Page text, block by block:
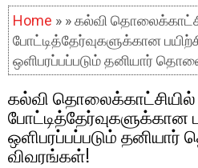
Home » » கல்வி
போட்டித்தேர்வுகளுக்கான
ஒளிபரப்பப்படும் தனியார்
கல்வி தொலைக்காட்சியில்
போட்டித்தேர்வுகளுக்கான
ஒளிபரப்பப்படும்
விவரங்கள்!